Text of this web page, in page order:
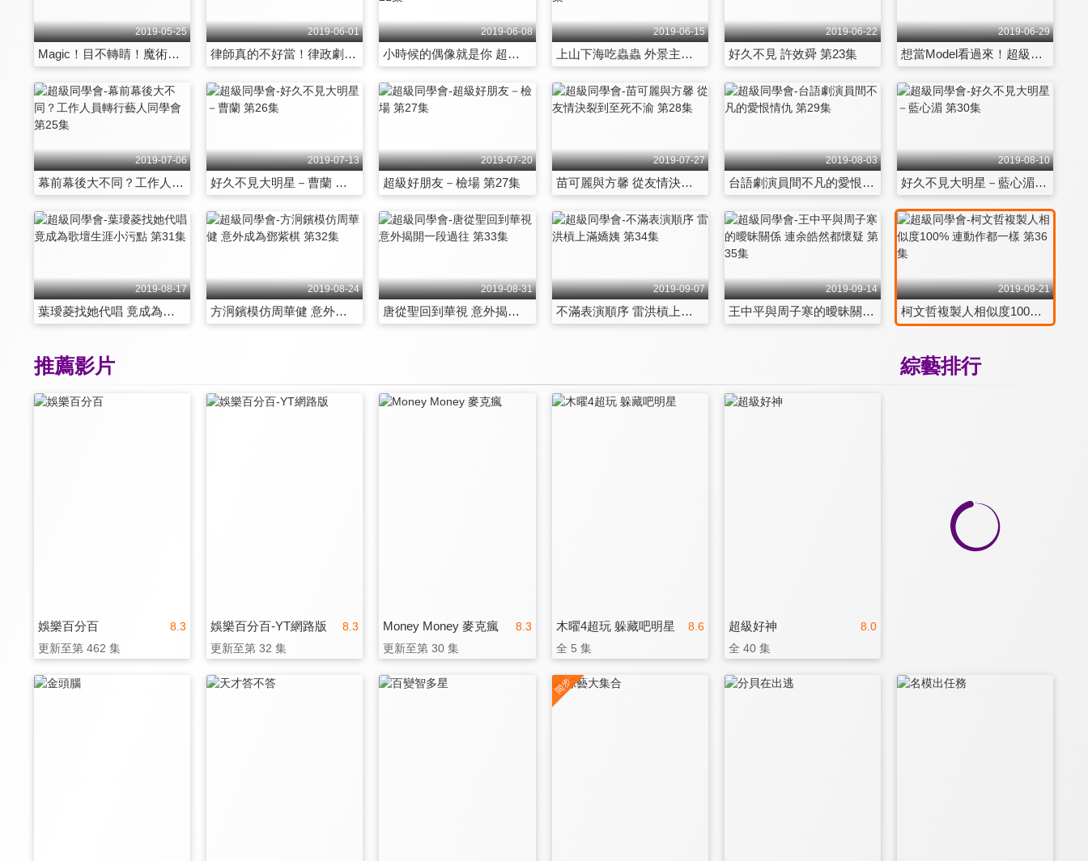
2019-05-25
Magic！目不轉睛！魔術同學會來了！ 第19集
2019-06-01
律師真的不好當！律政劇演員大集合 第20集
2019-06-08
小時候的偶像就是你 超懷念的童星大集合！ 第21集
2019-06-15
上山下海吃蟲蟲 外景主持人什麼都不怕！ 第22集
2019-06-22
好久不見 許效舜 第23集
2019-06-29
想當Model看過來！超級名模同學會 第24集
2019-07-06
幕前幕後大不同？工作人員轉行藝人同學會 第25集
2019-07-13
好久不見大明星－曹蘭 第26集
2019-07-20
超級好朋友－檢場 第27集
2019-07-27
苗可麗與方馨 從友情決裂到至死不渝 第28集
2019-08-03
台語劇演員間不凡的愛恨情仇 第29集
2019-08-10
好久不見大明星－藍心湄 第30集
2019-08-17
葉璦菱找她代唱 竟成為歌壇生涯小污點 第31集
2019-08-24
方泂鑌模仿周華健 意外成為鄧紫棋 第32集
2019-08-31
唐從聖回到華視 意外揭開一段過往 第33集
2019-09-07
不滿表演順序 雷洪槓上滿嬌姨 第34集
2019-09-14
王中平與周子寒的曖昧關係 連余皓然都懷疑 第35集
2019-09-21
柯文哲複製人相似度100% 連動作都一樣 第36集
綜藝排行
推薦影片
8.3
娛樂百分百
更新至第 462 集
8.3
娛樂百分百-YT網路版
更新至第 32 集
8.3
Money Money 麥克瘋
更新至第 30 集
8.6
木曜4超玩 躲藏吧明星
全 5 集
8.0
超級好神
全 40 集